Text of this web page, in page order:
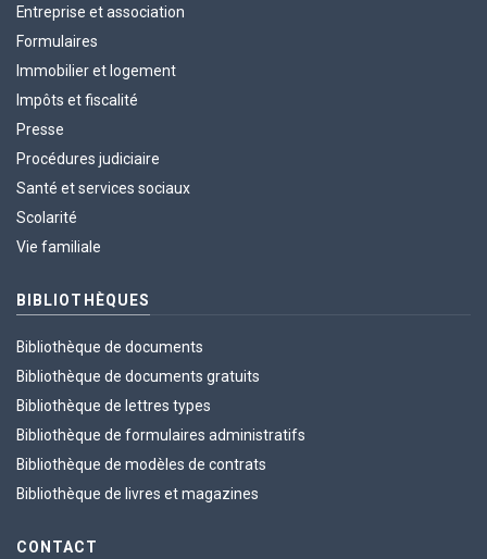
Entreprise et association
Formulaires
Immobilier et logement
Impôts et fiscalité
Presse
Procédures judiciaire
Santé et services sociaux
Scolarité
Vie familiale
BIBLIOTHÈQUES
Bibliothèque de documents
Bibliothèque de documents gratuits
Bibliothèque de lettres types
Bibliothèque de formulaires administratifs
Bibliothèque de modèles de contrats
Bibliothèque de livres et magazines
CONTACT